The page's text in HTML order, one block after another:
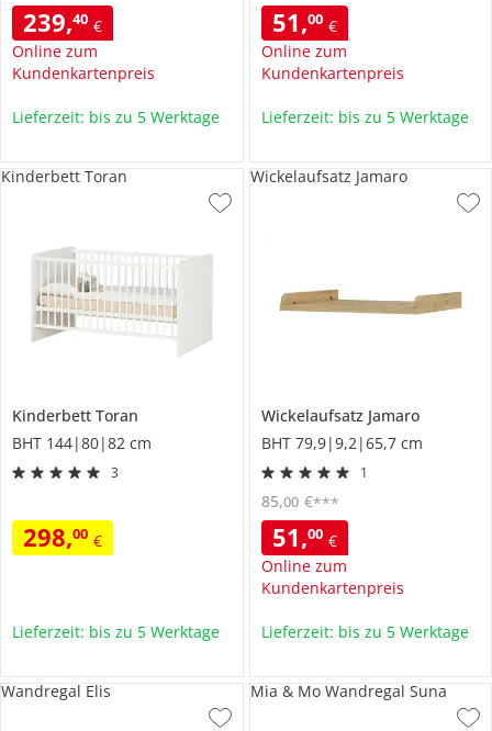
239,40 €
Online zum
Kundenkartenpreis
Lieferzeit: bis zu 5 Werktage
51,00 €
Online zum
Kundenkartenpreis
Lieferzeit: bis zu 5 Werktage
Kinderbett Toran
BHT 144|80|82 cm
3
298,00 €
Kinderbett Toran
Lieferzeit: bis zu 5 Werktage
Wickelaufsatz Jamaro
BHT 79,9|9,2|65,7 cm
1
51,00 €
Online zum
Kundenkartenpreis
85,00 €***
Wickelaufsatz Jamaro
Lieferzeit: bis zu 5 Werktage
Wandregal Elis Mia & Mo Wandregal Suna